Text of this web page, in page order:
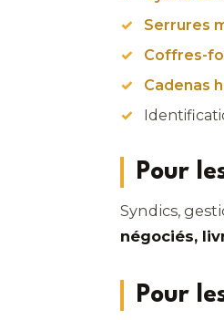
Serrures
Coffres-
Cadenas
Pour
Syndics,
négociés,
Pour